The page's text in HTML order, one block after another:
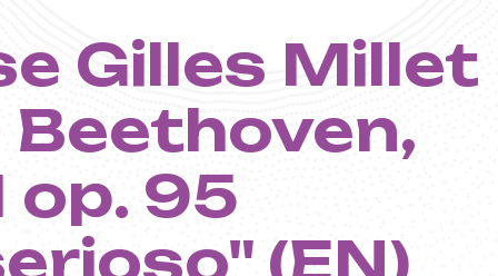
Gilles Millet
op. 95
(EN)
- Centre
de